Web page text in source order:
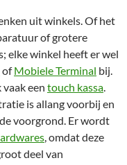
uit winkels. Of het
of grotere
elke winkel heeft er wel
ofMobiele Terminal bij.
een touch kassa.
is allang voorbij en
voorgrond. Er wordt
, omdat deze
deel van